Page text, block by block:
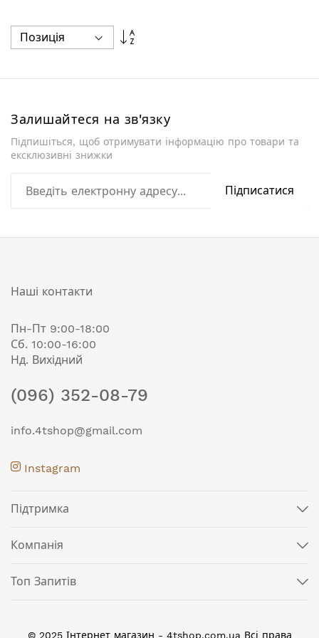
Сортувати
Залишайтеся на зв'язку
Підпишіться, щоб отримувати інформацію про товари та
ексклюзивні знижки
Підписатися
Наші контакти
Пн-Пт 9:00-18:00
Сб. 10:00-16:00
Нд. Вихідний
(096) 352-08-79
info.4tshop@gmail.com
Instagram
Підтримка
Компанія
Топ Запитів
© 2025 Інтернет магазин - 4tshop.com.ua Всі права